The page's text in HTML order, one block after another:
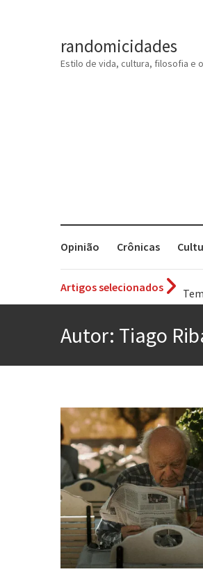
randomicidades
Estilo de vida, cultura, filosofia e
Opinião Crônicas
Artigos selecionados
Os
Se
Autor: Tiago